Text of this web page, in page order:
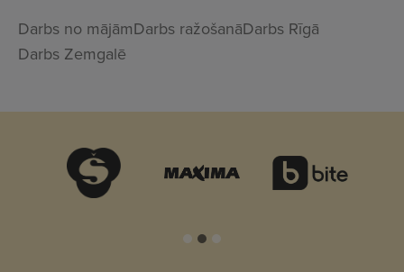
Darbs no mājāmDarbs ražošanāDarbs Rīgā
Darbs Zemgalē